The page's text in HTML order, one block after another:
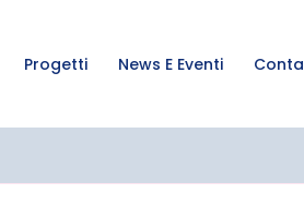
Progetti News E Eventi